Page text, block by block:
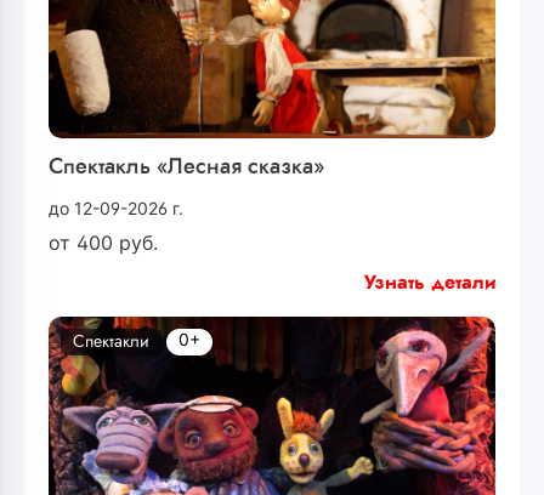
Спектакль «Лесная сказка»
до 12-09-2026 г.
от 400 руб.
Узнать детали
Спектакли 0+